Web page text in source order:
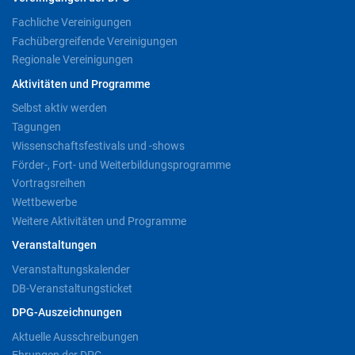
Fachliche Vereinigungen
Fachübergreifende Vereinigungen
Regionale Vereinigungen
Aktivitäten und Programme
Selbst aktiv werden
Tagungen
Wissenschaftsfestivals und -shows
Förder-, Fort- und Weiterbildungsprogramme
Vortragsreihen
Wettbewerbe
Weitere Aktivitäten und Programme
Veranstaltungen
Veranstaltungskalender
DB-Veranstaltungsticket
DPG-Auszeichnungen
Aktuelle Ausschreibungen